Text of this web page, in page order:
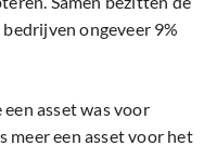
ongeveer 9%
asset was voor
meer een asset voor het